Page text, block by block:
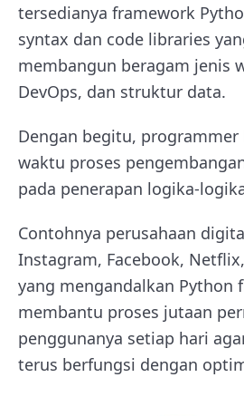
tersedianya framework
syntax dan code libraries
membangun beragam jenis
DevOps, dan struktur data.
Dengan begitu, programmer
waktu proses
pada penerapan logika-
Contohnya perusahaan
Instagram, Facebook,
yang mengandalkan Python
membantu proses jutaan
penggunanya setiap hari
terus berfungsi dengan